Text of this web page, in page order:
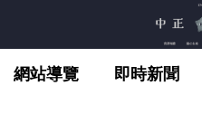
要
網站導覽 即時新聞